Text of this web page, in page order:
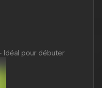
Idéal pour débuter